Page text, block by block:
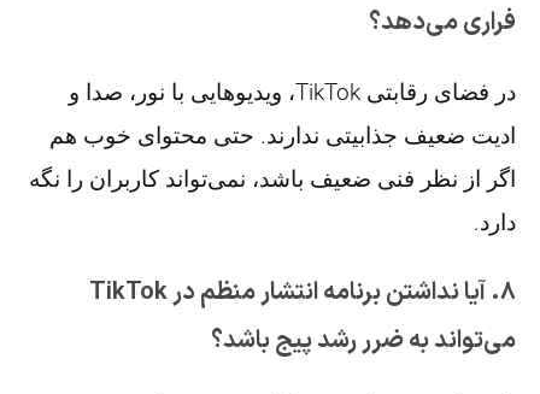
فراری می‌دهد؟
در فضای رقابتی TikTok، ویدیوهایی با نور، صدا و
ادیت ضعیف جذابیتی ندارند. حتی محتوای خوب هم
اگر از نظر فنی ضعیف باشد، نمی‌تواند کاربران را نگه
دارد.
۸. آیا نداشتن برنامه انتشار منظم در TikTok
می‌تواند به ضرر رشد پیج باشد؟